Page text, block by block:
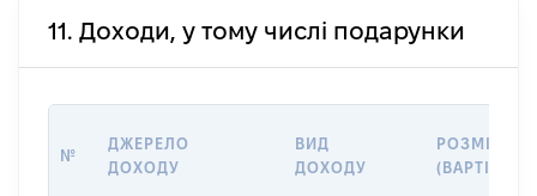
11. Доходи, у тому числі подарунки
№
ДЖЕРЕЛО
ДОХОДУ
ВИД
ДОХОДУ
РОЗМІР
(ВАРТІСТЬ)